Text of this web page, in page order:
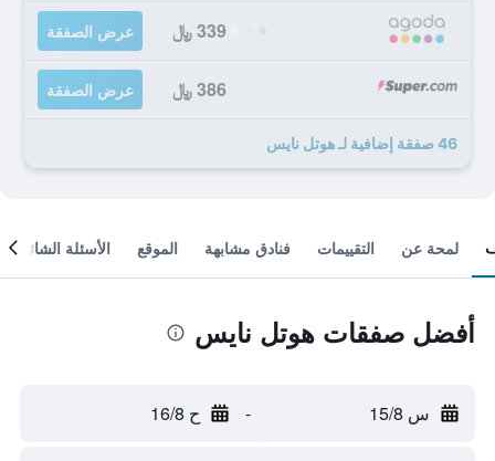
339 ﷼ عرض الصفقة
386 ﷼ عرض الصفقة
46 صفقة إضافية لـ هوتل نايس
لمحة عن التقييمات فنادق مشابهة الموقع الأسئلة الشائعة
أفضل صفقات هوتل نايس
س 15/8 - ح 16/8